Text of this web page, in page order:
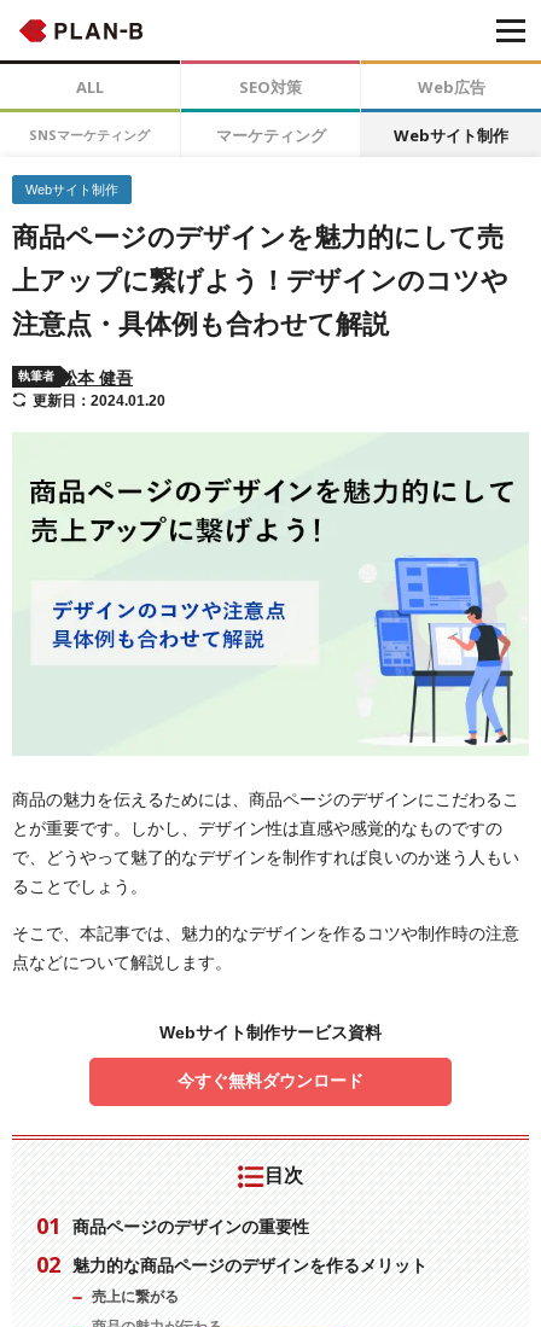
ALL SEO対策 Web広告
SNSマーケティング マーケティング Webサイト制作
Webサイト制作
商品ページのデザインを魅力的にして売
上アップに繋げよう！デザインのコツや
注意点・具体例も合わせて解説
執筆者 松本 健吾
更新日：2024.01.20
商品の魅力を伝えるためには、商品ページのデザインにこだわるこ
とが重要です。しかし、デザイン性は直感や感覚的なものですの
で、どうやって魅了的なデザインを制作すれば良いのか迷う人もい
ることでしょう。
そこで、本記事では、魅力的なデザインを作るコツや制作時の注意
点などについて解説します。
Webサイト制作サービス資料
今すぐ無料ダウンロード
目次
商品ページのデザインの重要性
魅力的な商品ページのデザインを作るメリット
売上に繋がる